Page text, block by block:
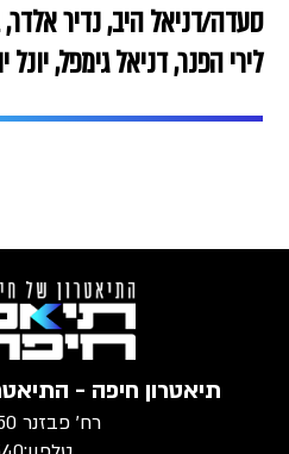
סעדה/דניאל היב, נדיר
לירי הפנר, דניאל גימפל,
תיאטרון חיפה -
רח׳ פבזנר 50, חיפה